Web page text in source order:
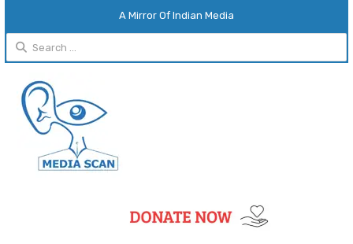
A Mirror Of Indian Media
Search
for: